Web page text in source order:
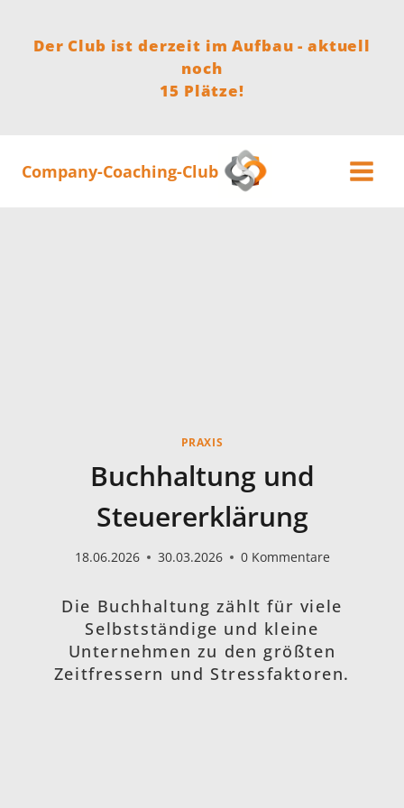
springenDer Club ist derzeit im Aufbau - aktuell
noch
15 Plätze!
Company-Coaching-Club
PRAXIS
Buchhaltung und
Steuererklärung
18.06.2026 30.03.2026 0 Kommentare
Die Buchhaltung zählt für viele
Selbstständige und kleine
Unternehmen zu den größten
Zeitfressern und Stressfaktoren.